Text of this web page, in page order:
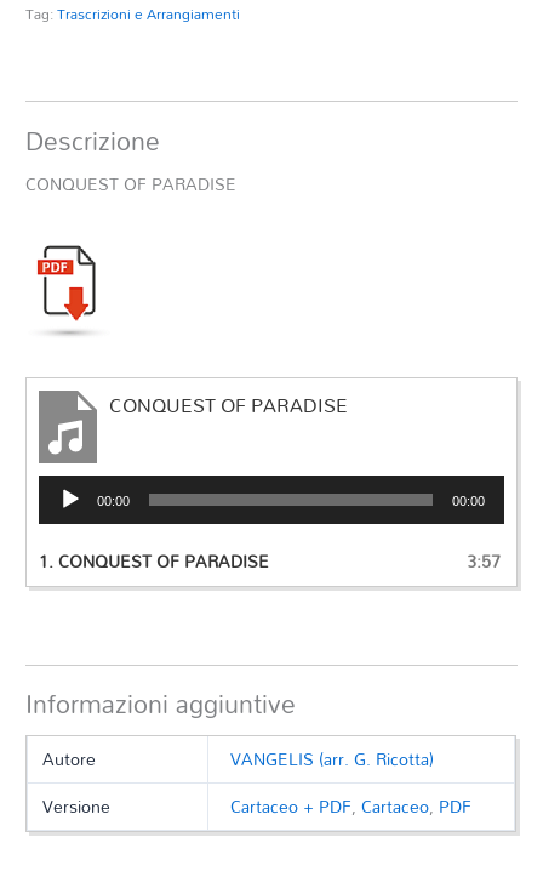
Tag:Trascrizioni e Arrangiamenti
Descrizione
CONQUEST OF PARADISE
CONQUEST OF PARADISE
Audio
Player 00:00 00:00
1.CONQUEST OF PARADISE 3:57
Informazioni aggiuntive
Autore
VANGELIS (arr. G. Ricotta)
Versione
Cartaceo + PDF,Cartaceo, PDF